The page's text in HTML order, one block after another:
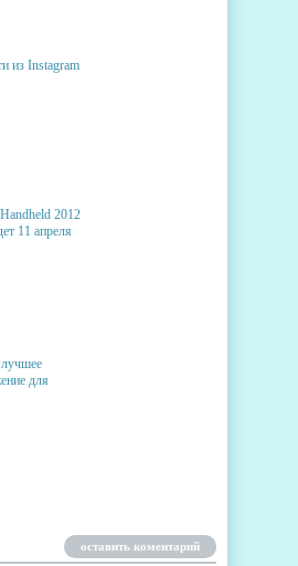
оставить коментарий